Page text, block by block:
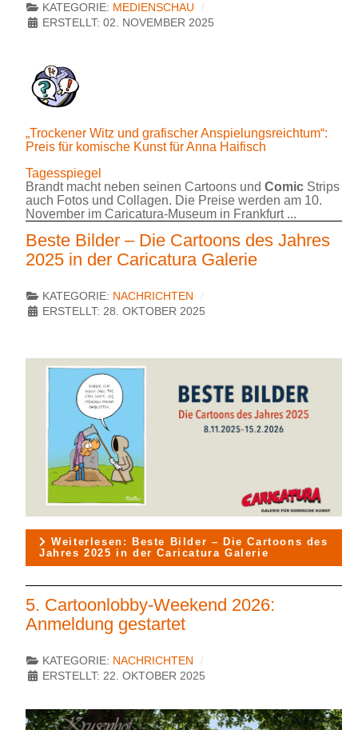
KATEGORIE: MEDIENSCHAU
ERSTELLT: 02. NOVEMBER 2025
„Trockener Witz und grafischer Anspielungsreichtum“:
Preis für komische Kunst für Anna Haifisch
Tagesspiegel
Brandt macht neben seinen Cartoons und Comic Strips
auch Fotos und Collagen. Die Preise werden am 10.
November im Caricatura-Museum in Frankfurt ...
Beste Bilder – Die Cartoons des Jahres
2025 in der Caricatura Galerie
KATEGORIE: NACHRICHTEN
ERSTELLT: 28. OKTOBER 2025
Weiterlesen: Beste Bilder – Die Cartoons des
Jahres 2025 in der Caricatura Galerie
5. Cartoonlobby-Weekend 2026:
Anmeldung gestartet
KATEGORIE: NACHRICHTEN
ERSTELLT: 22. OKTOBER 2025